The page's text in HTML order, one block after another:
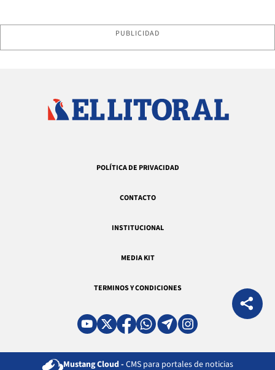
PUBLICIDAD
POLÍTICA DE PRIVACIDAD
CONTACTO
INSTITUCIONAL
MEDIA KIT
TERMINOS Y CONDICIONES
Mustang Cloud - CMS para portales de noticias